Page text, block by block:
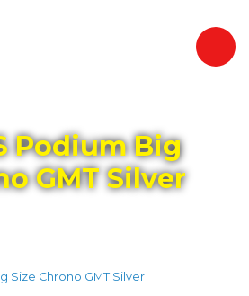
Podium Big
GMT Silver